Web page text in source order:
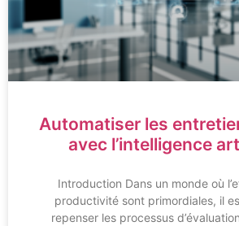
Automatiser les
avec l’intelligence
Introduction Dans un monde où
productivité sont primordiales, il
repenser les processus